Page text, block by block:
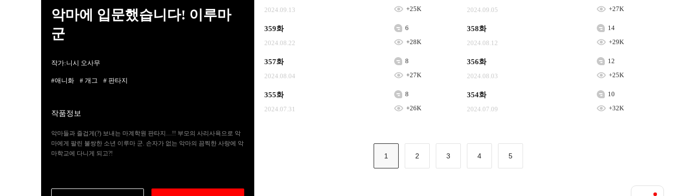
악마에 입문했습니다! 이루마
군
작가:니시 오사무
#애니화 # 개그 # 판타지
작품정보
악마들과 즐겁게(?) 보내는 마계학원 판타지…!! 부모의 사리사욕으로 악
마에게 팔린 불쌍한 소년 이루마 군. 손자가 없는 악마의 끔찍한 사랑에 악
마학교에 다니게 되고?!
2024.09.13
+25K
2024.09.05
+27K
359화
2024.08.22
6
+28K
358화
2024.08.12
14
+29K
357화
2024.08.04
8
+27K
356화
2024.08.03
12
+25K
355화
2024.07.31
8
+26K
354화
2024.07.09
10
+32K
1 2 3 4 5